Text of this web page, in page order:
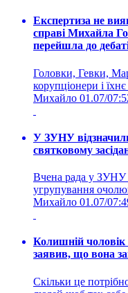
Експертиза не
справі Михайла
перейшла до
Головки, Гевки,
корупціонери і
Михайло 01.07/
У ЗУНУ
святковому
Вчена рада у ЗУНУ
угрупування
Михайло 01.07/
Колишній
заявив, що вона
Скільки це